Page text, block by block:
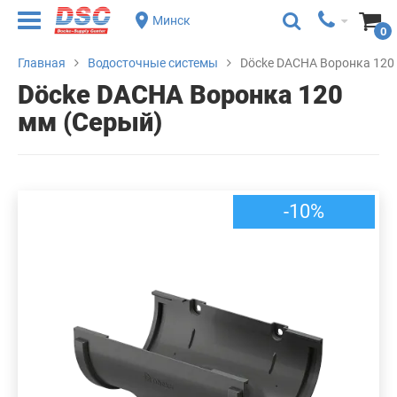
Минск
0
Главная Водосточные системы Döcke DACHA Воронка
Döcke DACHA Воронка 120
мм (Серый)
-10%